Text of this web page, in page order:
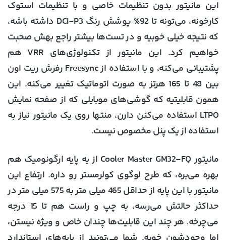
این مانیتور بدون تنظیمات خاصی و با تنظیمات استوک
کارخونه، می‌تونه تا 92% پوشش رنگ DCI-P3 داشته باشه،
که نتیجه خیلی خوبیه و در تست‌ها بیشتر راجع بهش صحبت
خواهیم کرد. این مانیتور از تکنولوژی‌های VRR هم
پشتیبانی می‌کنه، و با استفاده از Freesync رفرش ریت اون
بین 48 تا 165 هرتز به صورت اتوماتیک تغییر می‌کنه. این
همون قابلیتیه که گوشی‌های موبایلی که از صفحه نمایش
LTPO استفاده می‌کنن دارن، منتها روی یک مانیتور نیاز به
استفاده از یک پنل مخصوص نیست.
مانیتور Cooler Master GM32-FQ از یه پایه ارگونومیک هم
بهره می‌بره، که طرح لوگوی کولرمستر رو داره. ارتفاع این
مانیتور با این پایه از حداقل 465 میلی متر به 575 میلی متر در
حداکثر حالتش می‌رسه، به چپ و راست هم تا 15 درجه
می‌چرخه. هر چند این قابلیت‌ها چندان خاص و ویژه نیستن،